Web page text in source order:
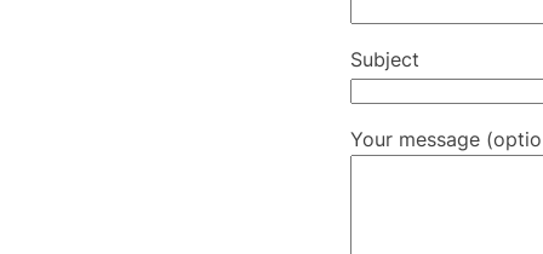
Subject
Your message